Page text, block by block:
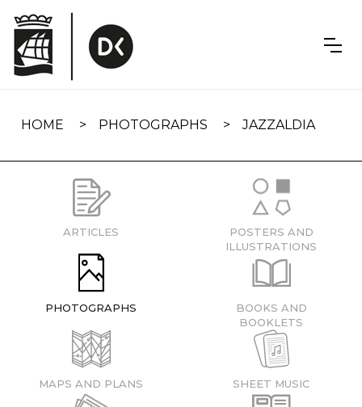
navigation
HOME PHOTOGRAPHS JAZZALDIA
ARTICLES
POSTERS AND
ILLUSTRATIONS
PHOTOGRAPHS
BOOKS AND
BOOKLETS
MAPS AND PLANS SHEET MUSIC